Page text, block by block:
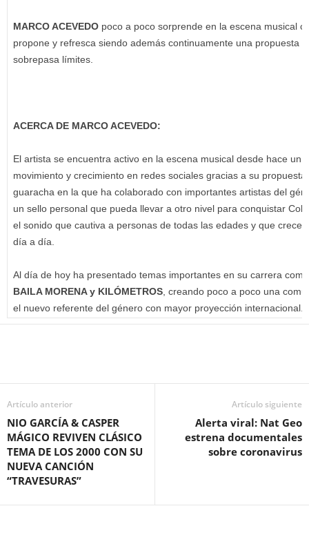
MARCO ACEVEDO poco a poco sorprende en la escena musical
propone y refresca siendo además continuamente una propuesta
sobrepasa límites.
ACERCA DE MARCO ACEVEDO:
El artista se encuentra activo en la escena musical desde hace un
movimiento y crecimiento en redes sociales gracias a su
guaracha en la que ha colaborado con importantes artistas del
un sello personal que pueda llevar a otro nivel para conquistar
el sonido que cautiva a personas de todas las edades y que crece
día a día.
Al día de hoy ha presentado temas importantes en su carrera
BAILA MORENA y KILÓMETROS , creando poco a poco una
el nuevo referente del género con mayor proyección internacional.
Artículo anterior
NIO GARCÍA & CASPER
MÁGICO REVIVEN CLÁSICO
TEMA DE LOS 2000 CON SU
NUEVA CANCIÓN
“TRAVESURAS”
Artículo siguiente
Alerta viral: Nat Geo
estrena documentales
sobre coronavirus